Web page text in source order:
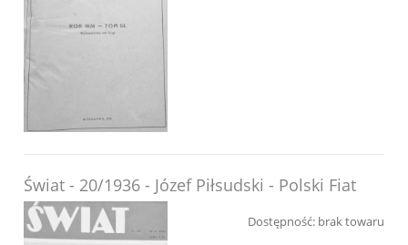
Świat - 20/1936 - Józef Piłsudski - Polski Fiat
Dostępność: brak towaru